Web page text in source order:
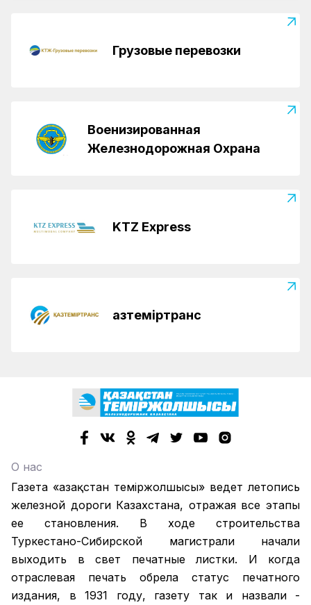
Грузовые перевозки
Военизированная
Железнодорожная Охрана
KTZ Express
Қазтеміртранс
О нас
Газета «Қазақстан теміржолшысы» ведет летопись
железной дороги Казахстана, отражая все этапы
ее становления. В ходе строительства
Туркестано-Сибирской магистрали начали
выходить в свет печатные листки. И когда
отраслевая печать обрела статус печатного
издания, в 1931 году, газету так и назвали -